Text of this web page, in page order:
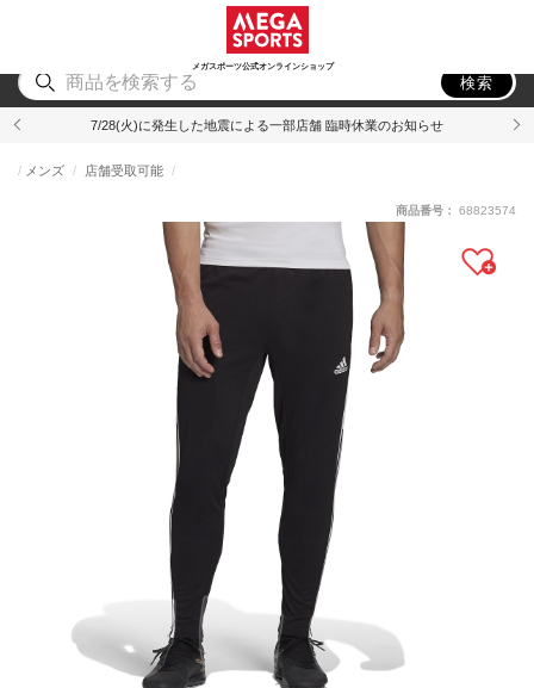
メガスポーツ公式オンラインショップ
アウトドア
検索
7/28(火)に発生した地震による一部店舗 臨時休業のお知らせ
メンズ 店舗受取可能
商品番号： 68823574